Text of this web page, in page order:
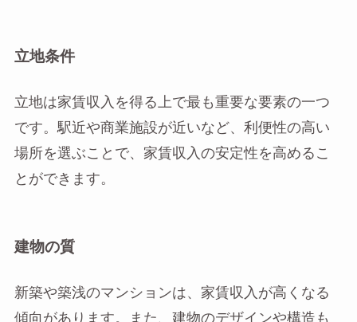
立地条件
立地は家賃収入を得る上で最も重要な要素の一つ
です。駅近や商業施設が近いなど、利便性の高い
場所を選ぶことで、家賃収入の安定性を高めるこ
とができます。
建物の質
新築や築浅のマンションは、家賃収入が高くなる
傾向があります。また、建物のデザインや構造も